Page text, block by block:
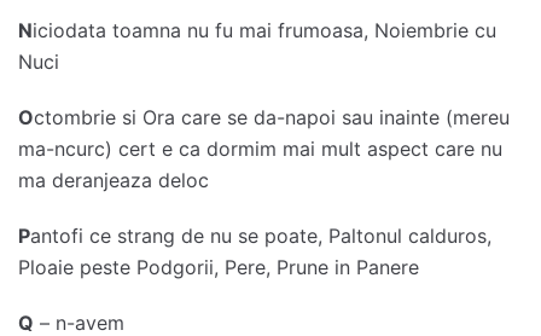
Niciodata toamna nu fu mai frumoasa, Noiembrie cu
Nuci
Octombrie si Ora care se da-napoi sau inainte (mereu
ma-ncurc) cert e ca dormim mai mult aspect care nu
ma deranjeaza deloc
Pantofi ce strang de nu se poate, Paltonul calduros,
Ploaie peste Podgorii, Pere, Prune in Panere
Q – n-avem